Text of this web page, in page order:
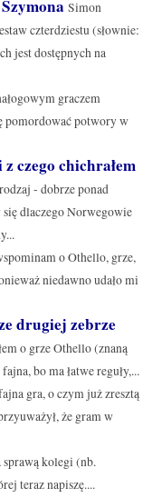
Simon
czterdziestu (słownie:
jest dostępnych na
graczem
pomordować potwory w
czego chichrałem
- dobrze ponad
dlaczego Norwegowie
o Othello, grze,
niedawno udało mi
drugiej zebrze
o grze Othello (znaną
bo ma łatwe reguły,...
gra, o czym już zresztą
że gram w
kolegi (nb.
teraz napiszę....